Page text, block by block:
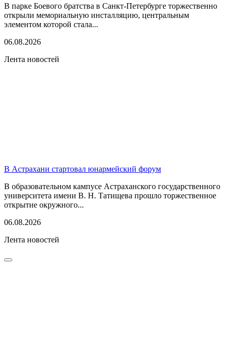
В парке Боевого братства в Санкт-Петербурге торжественно
открыли мемориальную инсталляцию, центральным
элементом которой стала...
06.08.2026
Лента новостей
В Астрахани стартовал юнармейский форум
В образовательном кампусе Астраханского государственного
университета имени В. Н. Татищева прошло торжественное
открытие окружного...
06.08.2026
Лента новостей